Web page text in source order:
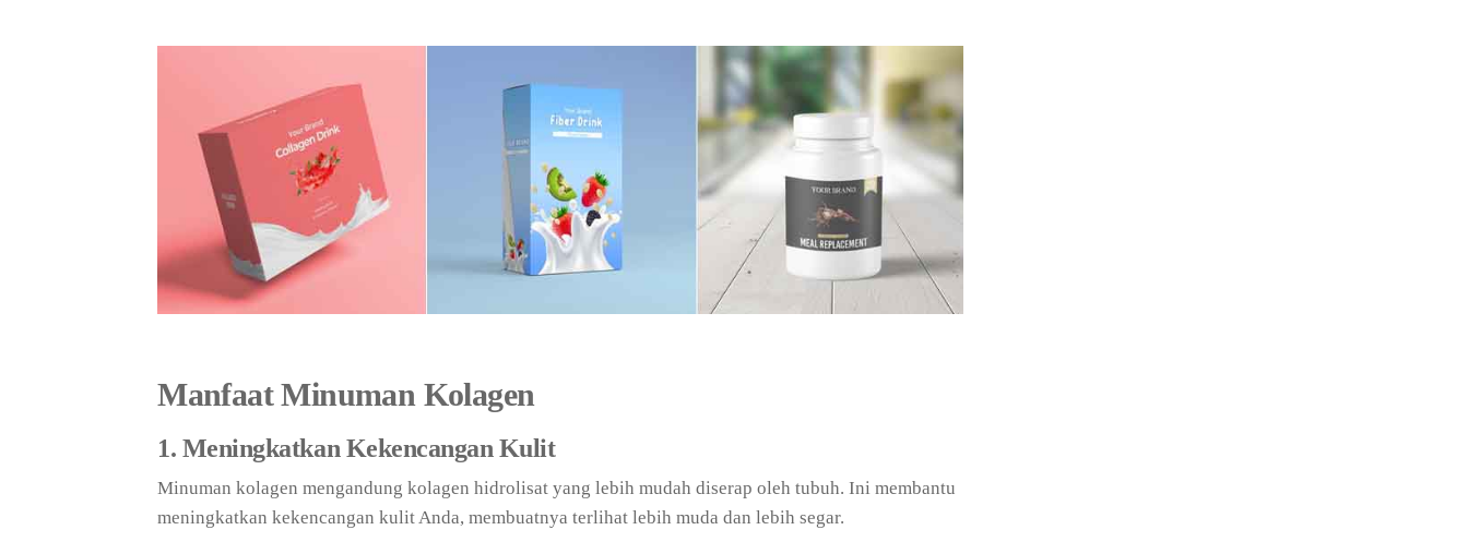
Manfaat Minuman Kolagen
1. Meningkatkan Kekencangan Kulit
Minuman kolagen mengandung kolagen hidrolisat yang lebih mudah diserap oleh tubuh. Ini membantu
meningkatkan kekencangan kulit Anda, membuatnya terlihat lebih muda dan lebih segar.